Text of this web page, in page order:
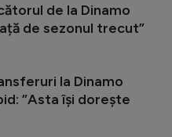
de la Dinamo
de sezonul trecut”
la Dinamo
”Asta își dorește